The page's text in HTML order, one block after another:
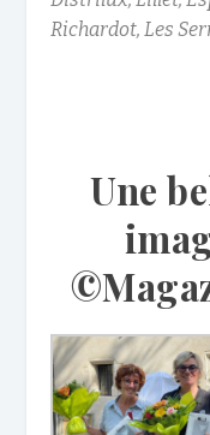
Richardot, Les
Une